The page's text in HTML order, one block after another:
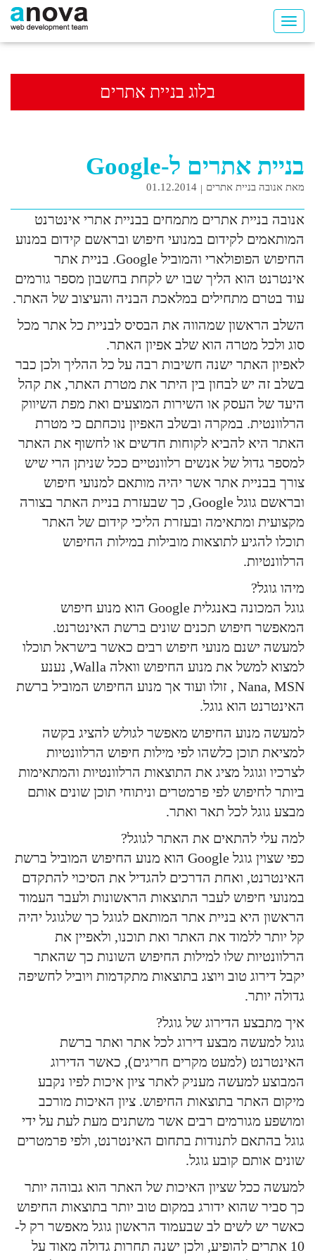
בלוג בניית אתרים
בניית אתרים ל-Google
מאת אנובה בניית אתרים 01.12.2014
אנובה בניית אתרים מתמחים בבניית אתרי אינטרנט
המותאמים לקידום במנועי חיפוש ובראשם קידום במנוע
החיפוש הפופולארי והמוביל Google. בניית אתר
אינטרנט הוא הליך שבו יש לקחת בחשבון מספר גורמים
עוד בטרם מתחילים במלאכת הבניה והעיצוב של האתר.
השלב הראשון שמהווה את הבסיס לבניית כל אתר מכל
סוג ולכל מטרה הוא שלב אפיון האתר.
לאפיון האתר ישנה חשיבות רבה על כל ההליך ולכן כבר
בשלב זה יש לבחון בין היתר את מטרת האתר, את קהל
היעד של העסק או השירות המוצעים ואת מפת השיווק
הרלוונטית. במקרה ובשלב האפיון נוכחתם כי מטרת
האתר היא להביא לקוחות חדשים או לחשוף את האתר
למספר גדול של אנשים רלוונטיים ככל שניתן הרי שיש
צורך בבניית אתר אשר יהיה מותאם למנועי חיפוש
ובראשם גוגל Google, כך שבעזרת בניית האתר בצורה
מקצועית ומתאימה ובעזרת הליכי קידום של האתר
תוכלו להגיע לתוצאות מובילות במילות החיפוש
הרלוונטיות.
מיהו גוגל?
גוגל המכונה באנגלית Google הוא מנוע חיפוש
המאפשר חיפוש תכנים שונים ברשת האינטרנט.
למעשה ישנם מנועי חיפוש רבים כאשר בישראל תוכלו
למצוא למשל את מנוע החיפוש וואלה Walla, נענע
Nana, MSN , זולו ועוד אך מנוע החיפוש המוביל ברשת
האינטרנט הוא גוגל.
למעשה מנוע החיפוש מאפשר לגולש להציג בקשה
למציאת תוכן כלשהו לפי מילות חיפוש הרלוונטיות
לצרכיו וגוגל מציג את התוצאות הרלוונטיות והמתאימות
ביותר לחיפוש לפי פרמטרים וניתוחי תוכן שונים אותם
מבצע גוגל לכל תאר ואתר.
למה עלי להתאים את האתר לגוגל?
כפי שצוין גוגל Google הוא מנוע החיפוש המוביל ברשת
האינטרנט, ואחת הדרכים להגדיל את הסיכוי להתקדם
במנועי חיפוש לעבר התוצאות הראשונות ולעבר העמוד
הראשון היא בניית אתר המותאם לגוגל כך שלגוגל יהיה
קל יותר ללמוד את האתר ואת תוכנו, ולאפיין את
הרלוונטיות שלו למילות החיפוש השונות כך שהאתר
יקבל דירוג טוב ויוצג בתוצאות מתקדמות ויוביל לחשיפה
גדולה יותר.
איך מתבצע הדירוג של גוגל?
גוגל למעשה מבצע דירוג לכל אתר ואתר ברשת
האינטרנט (למעט מקרים חריגים), כאשר הדירוג
המבוצע למעשה מעניק לאתר ציון איכות לפיו נקבע
מיקום האתר בתוצאות החיפוש. ציון האיכות מורכב
ומושפע מגורמים רבים אשר משתנים מעת לעת על ידי
גוגל בהתאם לתנודות בתחום האינטרנט, ולפי פרמטרים
שונים אותם קובע גוגל.
למעשה ככל שציון האיכות של האתר הוא גבוהה יותר
כך סביר שהוא ידורג במקום טוב יותר בתוצאות החיפוש
כאשר יש לשים לב שבעמוד הראשון גוגל מאפשר רק ל-
10 אתרים להופיע, ולכן ישנה תחרות גדולה מאוד על